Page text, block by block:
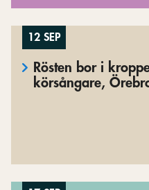
12 SEP
Rösten bor i
körsångare,